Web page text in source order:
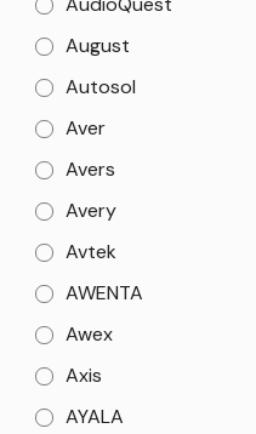
August
Autosol
Aver
Avers
Avery
Avtek
AWENTA
Awex
Axis
AYALA